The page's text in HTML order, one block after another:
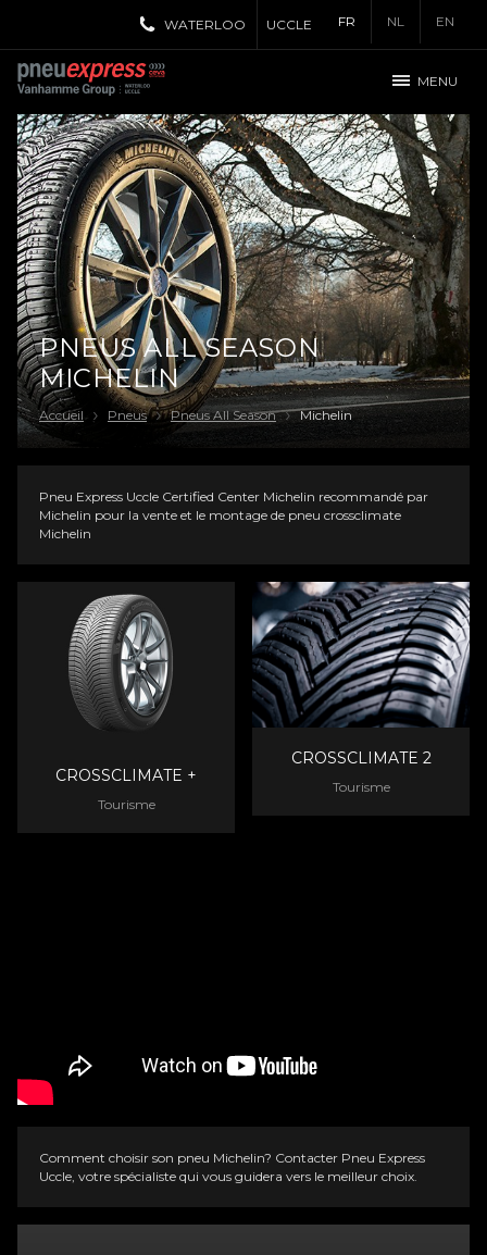
FR NL EN
WATERLOO UCCLE
MENU
PNEUS ALL SEASON
MICHELIN
Accueil Pneus Pneus All Season Michelin
Pneu Express Uccle Certified Center Michelin recommandé par
Michelin pour la vente et le montage de pneu crossclimate
Michelin
CROSSCLIMATE +
Tourisme
CROSSCLIMATE 2
Tourisme
Comment choisir son pneu Michelin? Contacter Pneu Express
Uccle, votre spécialiste qui vous guidera vers le meilleur choix.